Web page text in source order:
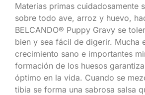
Materias primas cuidadosamente
sobre todo ave, arroz y huevo,
BELCANDO®️ Puppy Gravy se
bien y sea fácil de digerir. Mucha
crecimiento sano e importantes
formación de los huesos
óptimo en la vida. Cuando se
tibia se forma una sabrosa salsa